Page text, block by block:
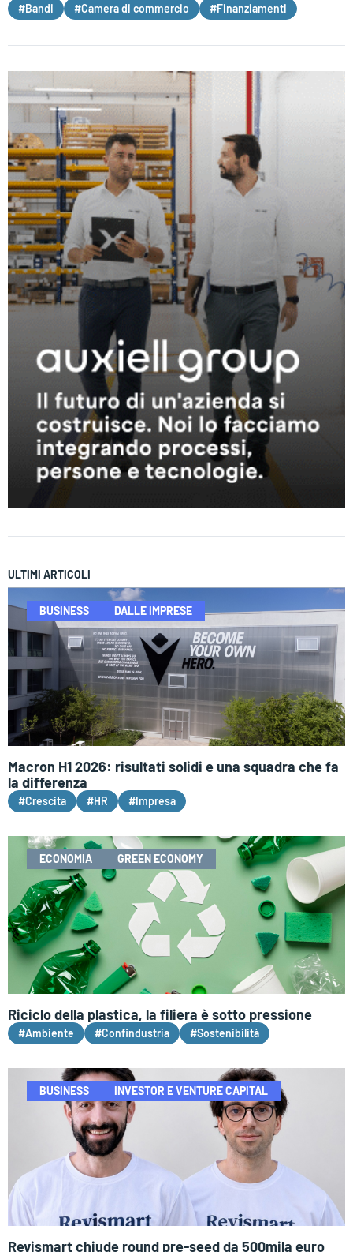
#Bandi #Camera di commercio #Finanziamenti
ULTIMI ARTICOLI
BUSINESS DALLE IMPRESE
Macron H1 2026: risultati solidi e una squadra che fa
la differenza
#Crescita #HR #Impresa
ECONOMIA GREEN ECONOMY
Riciclo della plastica, la filiera è sotto pressione
#Ambiente #Confindustria #Sostenibilità
BUSINESS INVESTOR E VENTURE CAPITAL
Revismart chiude round pre-seed da 500mila euro